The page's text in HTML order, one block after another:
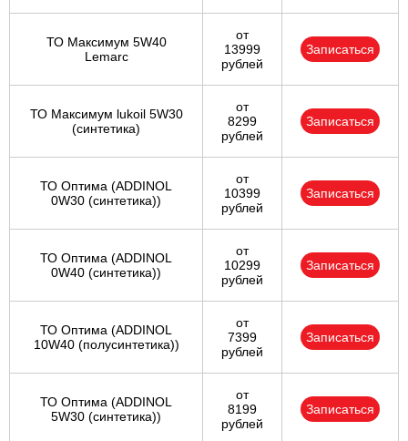
ТО Максимум 5W40
Lemarc
от
13999
рублей
Записаться
ТО Максимум lukoil 5W30
(синтетика)
от
8299
рублей
Записаться
ТО Оптима (ADDINOL
0W30 (синтетика))
от
10399
рублей
Записаться
ТО Оптима (ADDINOL
0W40 (синтетика))
от
10299
рублей
Записаться
ТО Оптима (ADDINOL
10W40 (полусинтетика))
от
7399
рублей
Записаться
ТО Оптима (ADDINOL
5W30 (синтетика))
от
8199
рублей
Записаться